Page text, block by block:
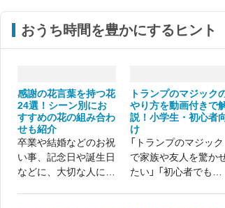
おうち時間を豊かにするヒント
感謝の花言葉を持つ花
24選！シーン別にお
すすめの花の組み合わ
せも紹介
卒業や結婚などのお祝
い事、記念日や誕生日
などに、大切な人に花
トランプのマジック
やり方を動画付きで
説！小学生・初心者
け
「トランプのマジック
で家族や友人を驚か
たい」 「初心者でも失